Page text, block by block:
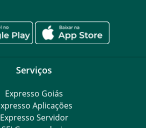
Serviços
Expresso Goiás
Aplicações
Expresso Servidor